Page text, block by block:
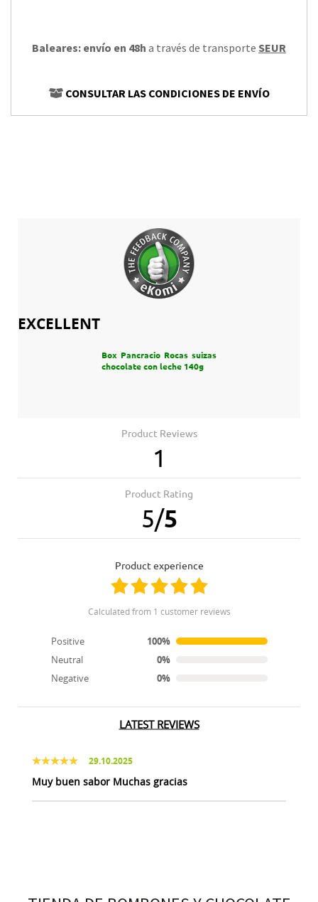
Baleares: envío en 48h a través de transporte SEUR
CONSULTAR LAS CONDICIONES DE ENVÍO
EXCELLENT
Box Pancracio Rocas suizas
chocolate con leche 140g
Product Reviews
1
Product Rating
5/5
product experience
calculated from 1 customer reviews
Positive
100%
Neutral
0%
Negative
0%
LATEST REVIEWS
29.10.2025
Muy buen sabor Muchas gracias